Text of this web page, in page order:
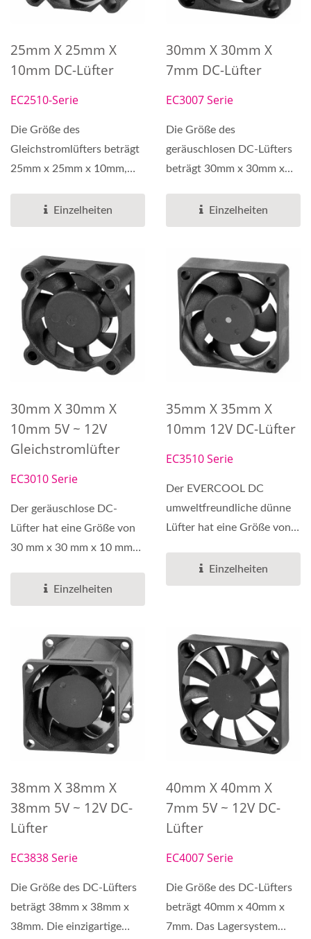
25mm X 25mm X
10mm DC-Lüfter
EC2510-Serie
Die Größe des
Gleichstromlüfters beträgt
25mm x 25mm x 10mm,
Einzelheiten
30mm X 30mm X
7mm DC-Lüfter
EC3007 Serie
Die Größe des
geräuschlosen DC-Lüfters
beträgt 30mm x 30mm x
Betriebsspannungen...
Einzelheiten
30mm X 30mm X
10mm 5V ~ 12V
Gleichstromlüfter
EC3010 Serie
Der geräuschlose DC-
Lüfter hat eine Größe von
30 mm x 30 mm x 10 mm
verschiedenen...
Einzelheiten
35mm X 35mm X
10mm 12V DC-Lüfter
EC3510 Serie
Der EVERCOOL DC
umweltfreundliche dünne
Lüfter hat eine Größe von
und eine...Einzelheiten
38mm X 38mm X
38mm 5V ~ 12V DC-
Lüfter
EC3838 Serie
Die Größe des DC-Lüfters
beträgt 38mm x 38mm x
38mm. Die einzigartige
40mm X 40mm X
7mm 5V ~ 12V DC-
Lüfter
EC4007 Serie
Die Größe des DC-Lüfters
beträgt 40mm x 40mm x
7mm. Das Lagersystem